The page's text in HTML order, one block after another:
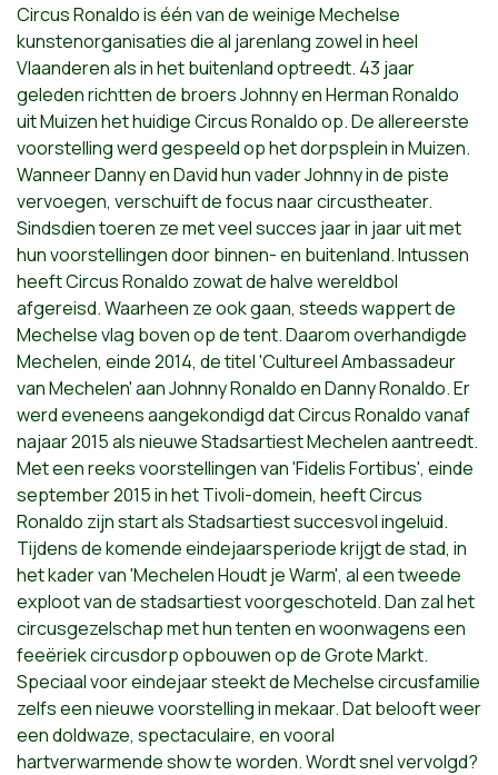
Circus Ronaldo is één van de weinige Mechelse
kunstenorganisaties die al jarenlang zowel in heel
Vlaanderen als in het buitenland optreedt. 43 jaar
geleden richtten de broers Johnny en Herman Ronaldo
uit Muizen het huidige Circus Ronaldo op. De allereerste
voorstelling werd gespeeld op het dorpsplein in Muizen.
Wanneer Danny en David hun vader Johnny in de piste
vervoegen, verschuift de focus naar circustheater.
Sindsdien toeren ze met veel succes jaar in jaar uit met
hun voorstellingen door binnen- en buitenland. Intussen
heeft Circus Ronaldo zowat de halve wereldbol
afgereisd. Waarheen ze ook gaan, steeds wappert de
Mechelse vlag boven op de tent. Daarom overhandigde
Mechelen, einde 2014, de titel 'Cultureel Ambassadeur
van Mechelen' aan Johnny Ronaldo en Danny Ronaldo. Er
werd eveneens aangekondigd dat Circus Ronaldo vanaf
najaar 2015 als nieuwe Stadsartiest Mechelen aantreedt.
Met een reeks voorstellingen van 'Fidelis Fortibus', einde
september 2015 in het Tivoli-domein, heeft Circus
Ronaldo zijn start als Stadsartiest succesvol ingeluid.
Tijdens de komende eindejaarsperiode krijgt de stad, in
het kader van 'Mechelen Houdt je Warm', al een tweede
exploot van de stadsartiest voorgeschoteld. Dan zal het
circusgezelschap met hun tenten en woonwagens een
feeëriek circusdorp opbouwen op de Grote Markt.
Speciaal voor eindejaar steekt de Mechelse circusfamilie
zelfs een nieuwe voorstelling in mekaar. Dat belooft weer
een doldwaze, spectaculaire, en vooral
hartverwarmende show te worden. Wordt snel vervolgd?